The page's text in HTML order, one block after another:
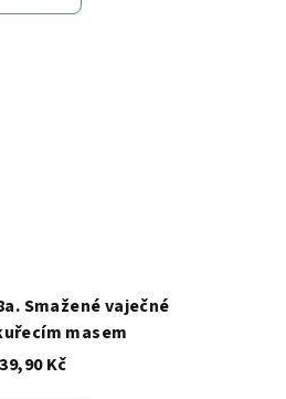
Smažené vaječné
masem
Kč